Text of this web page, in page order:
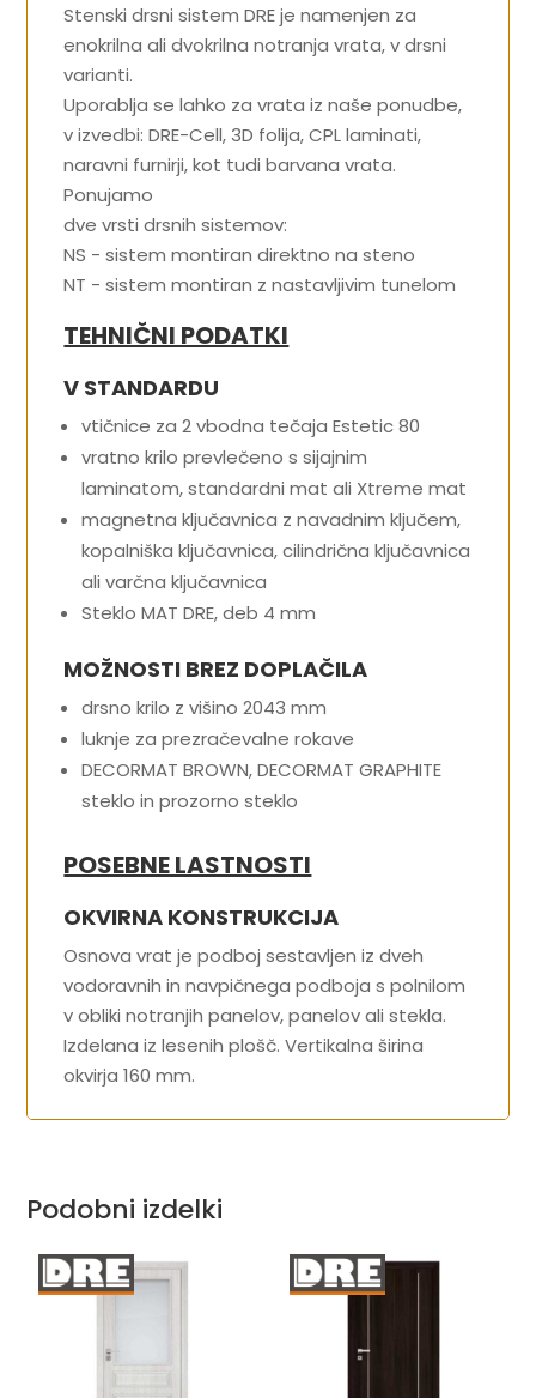
Stenski drsni sistem DRE je namenjen za
enokrilna ali dvokrilna notranja vrata, v drsni
varianti.
Uporablja se lahko za vrata iz naše ponudbe,
v izvedbi: DRE-Cell, 3D folija, CPL laminati,
naravni furnirji, kot tudi barvana vrata.
Ponujamo
dve vrsti drsnih sistemov:
NS - sistem montiran direktno na steno
NT - sistem montiran z nastavljivim tunelom
TEHNIČNI PODATKI
V STANDARDU
vtičnice za 2 vbodna tečaja Estetic 80
vratno krilo prevlečeno s sijajnim
laminatom, standardni mat ali Xtreme mat
magnetna ključavnica z navadnim ključem,
kopalniška ključavnica, cilindrična ključavnica
ali varčna ključavnica
Steklo MAT DRE, deb 4 mm
MOŽNOSTI BREZ DOPLAČILA
drsno krilo z višino 2043 mm
luknje za prezračevalne rokave
DECORMAT BROWN, DECORMAT GRAPHITE
steklo in prozorno steklo
POSEBNE LASTNOSTI
OKVIRNA KONSTRUKCIJA
Osnova vrat je podboj sestavljen iz dveh
vodoravnih in navpičnega podboja s polnilom
v obliki notranjih panelov, panelov ali stekla.
Izdelana iz lesenih plošč. Vertikalna širina
okvirja 160 mm.
Podobni izdelki